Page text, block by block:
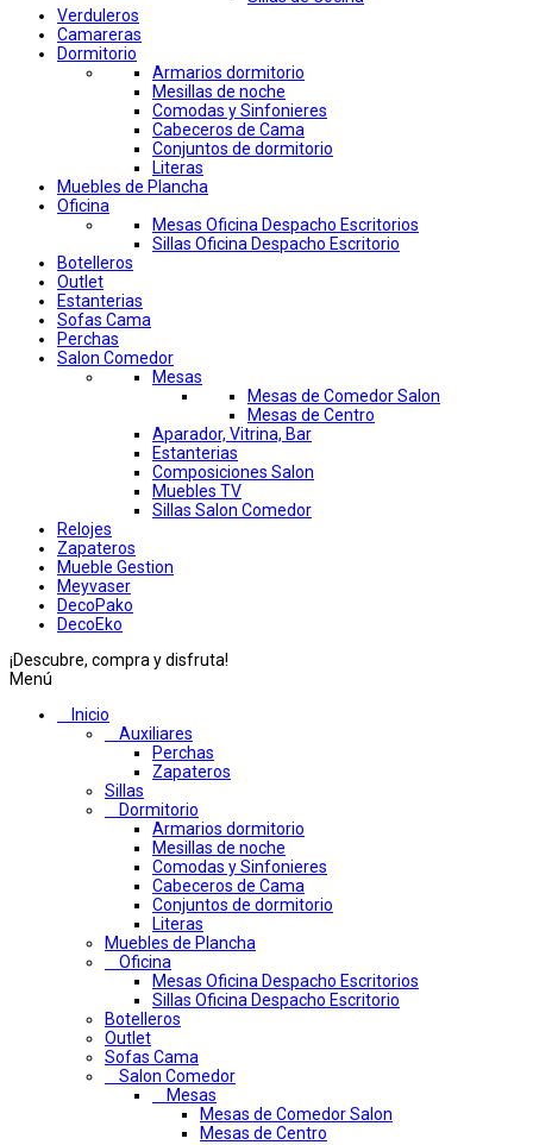
Verduleros
Camareras
Dormitorio
Armarios dormitorio
Mesillas de noche
Comodas y Sinfonieres
Cabeceros de Cama
Conjuntos de dormitorio
Literas
Muebles de Plancha
Oficina
Mesas Oficina Despacho Escritorios
Sillas Oficina Despacho Escritorio
Botelleros
Outlet
Estanterias
Sofas Cama
Perchas
Salon Comedor
Mesas
Mesas de Comedor Salon
Mesas de Centro
Aparador, Vitrina, Bar
Estanterias
Composiciones Salon
Muebles TV
Sillas Salon Comedor
Relojes
Zapateros
Mueble Gestion
Meyvaser
DecoPako
DecoEko
¡Descubre, compra y disfruta!
Menú
Inicio
Auxiliares
Perchas
Zapateros
Sillas
Dormitorio
Armarios dormitorio
Mesillas de noche
Comodas y Sinfonieres
Cabeceros de Cama
Conjuntos de dormitorio
Literas
Muebles de Plancha
Oficina
Mesas Oficina Despacho Escritorios
Sillas Oficina Despacho Escritorio
Botelleros
Outlet
Sofas Cama
Salon Comedor
Mesas
Mesas de Comedor Salon
Mesas de Centro